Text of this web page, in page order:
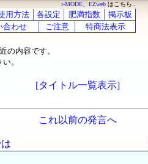
i-MODE、EZweb はこちら..
用方法 各設定 肥満指数
掲示板
合わせ ご注意 特商法表示
の内容です。
。
[タイトル一覧表示]
これ以前の発言へ